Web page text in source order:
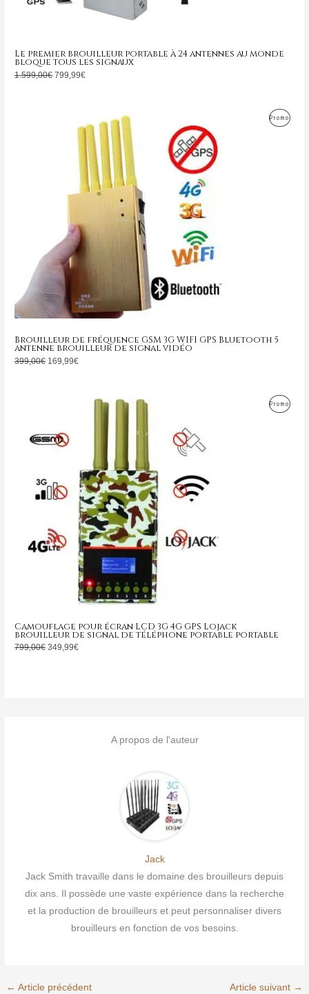
Le premier brouilleur portable à 24 antennes au monde
bloque tous les signaux
1.599,00€ 799,99€
Promo
Brouilleur de fréquence GSM 3G WIFI GPS Bluetooth 5
antenne brouilleur de signal vidéo
399,00€ 169,99€
prix
actuel
est :
169,99€.
Promo
Camouflage pour écran LCD 3G 4G GPS Lojack
brouilleur de signal de téléphone portable portable
799,00€
799,00€.
349,99€
349,99€.
A propos de l'auteur
Jack
Jack Smith travaille dans le domaine des brouilleurs depuis
dix ans. Il possède une vaste expérience dans la recherche
et la production de brouilleurs et peut personnaliser divers
brouilleurs en fonction de vos besoins.
← Article précédent Article suivant →